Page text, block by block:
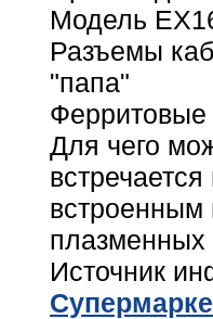
Модель
Разъемы
"папа"
Для чего
встроенным
плазменных
Источник